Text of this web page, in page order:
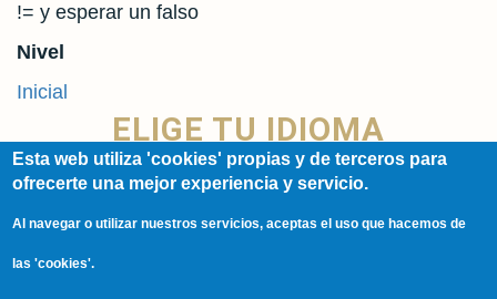
!= y esperar un falso
Nivel
Inicial
ELIGE TU IDIOMA
English
Esta web utiliza 'cookies' propias y de terceros para
ofrecerte una mejor experiencia y servicio.
Al navegar o utilizar nuestros servicios, aceptas el uso que hacemos de
las 'cookies'.